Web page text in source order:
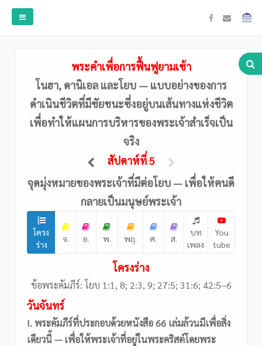
พระคำเพื่อการฟื้นฟูยามเช้า
โนฮา, ดานิเอล และโยบ — แบบอย่างของการ
ดำเนินชีวิตที่มีชัยชนะซึ่งอยู่บนเส้นทางแห่งชีวิต
เพื่อทำให้แผนการบริหารของพระเจ้าสำเร็จเป็น
จริง
สัปดาห์ที่ 5
จุดมุ่งหมายของพระเจ้าที่มีต่อโยบ — เพื่อให้คนดี
กลายเป็นมนุษย์พระเจ้า
โครง
ร่าง
จ. อ. พ. พฤ. ศ. ส.
บท
เพลง
You
tube
โครงร่าง
ข้อพระคัมภีร์: โยบ 1:1, 8; 2:3, 9; 27:5; 31:6; 42:5–6
วันจันทร์
I. พระคัมภีร์ที่ประกอบด้วยหนังสือ 66 เล่มล้วนมีเพื่อสิ่ง
เดียวนี้ — เพื่อให้พระเจ้าที่อยู่ในพระคริสต์โดยพระ